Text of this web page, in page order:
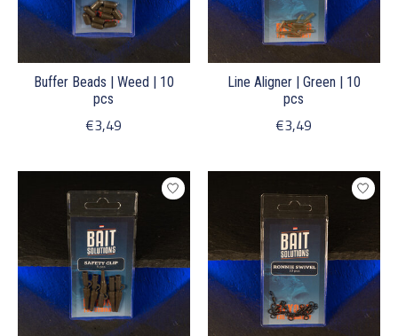
Buffer Beads | Weed | 10
pcs
€3,49
Line Aligner | Green | 10
pcs
€3,49